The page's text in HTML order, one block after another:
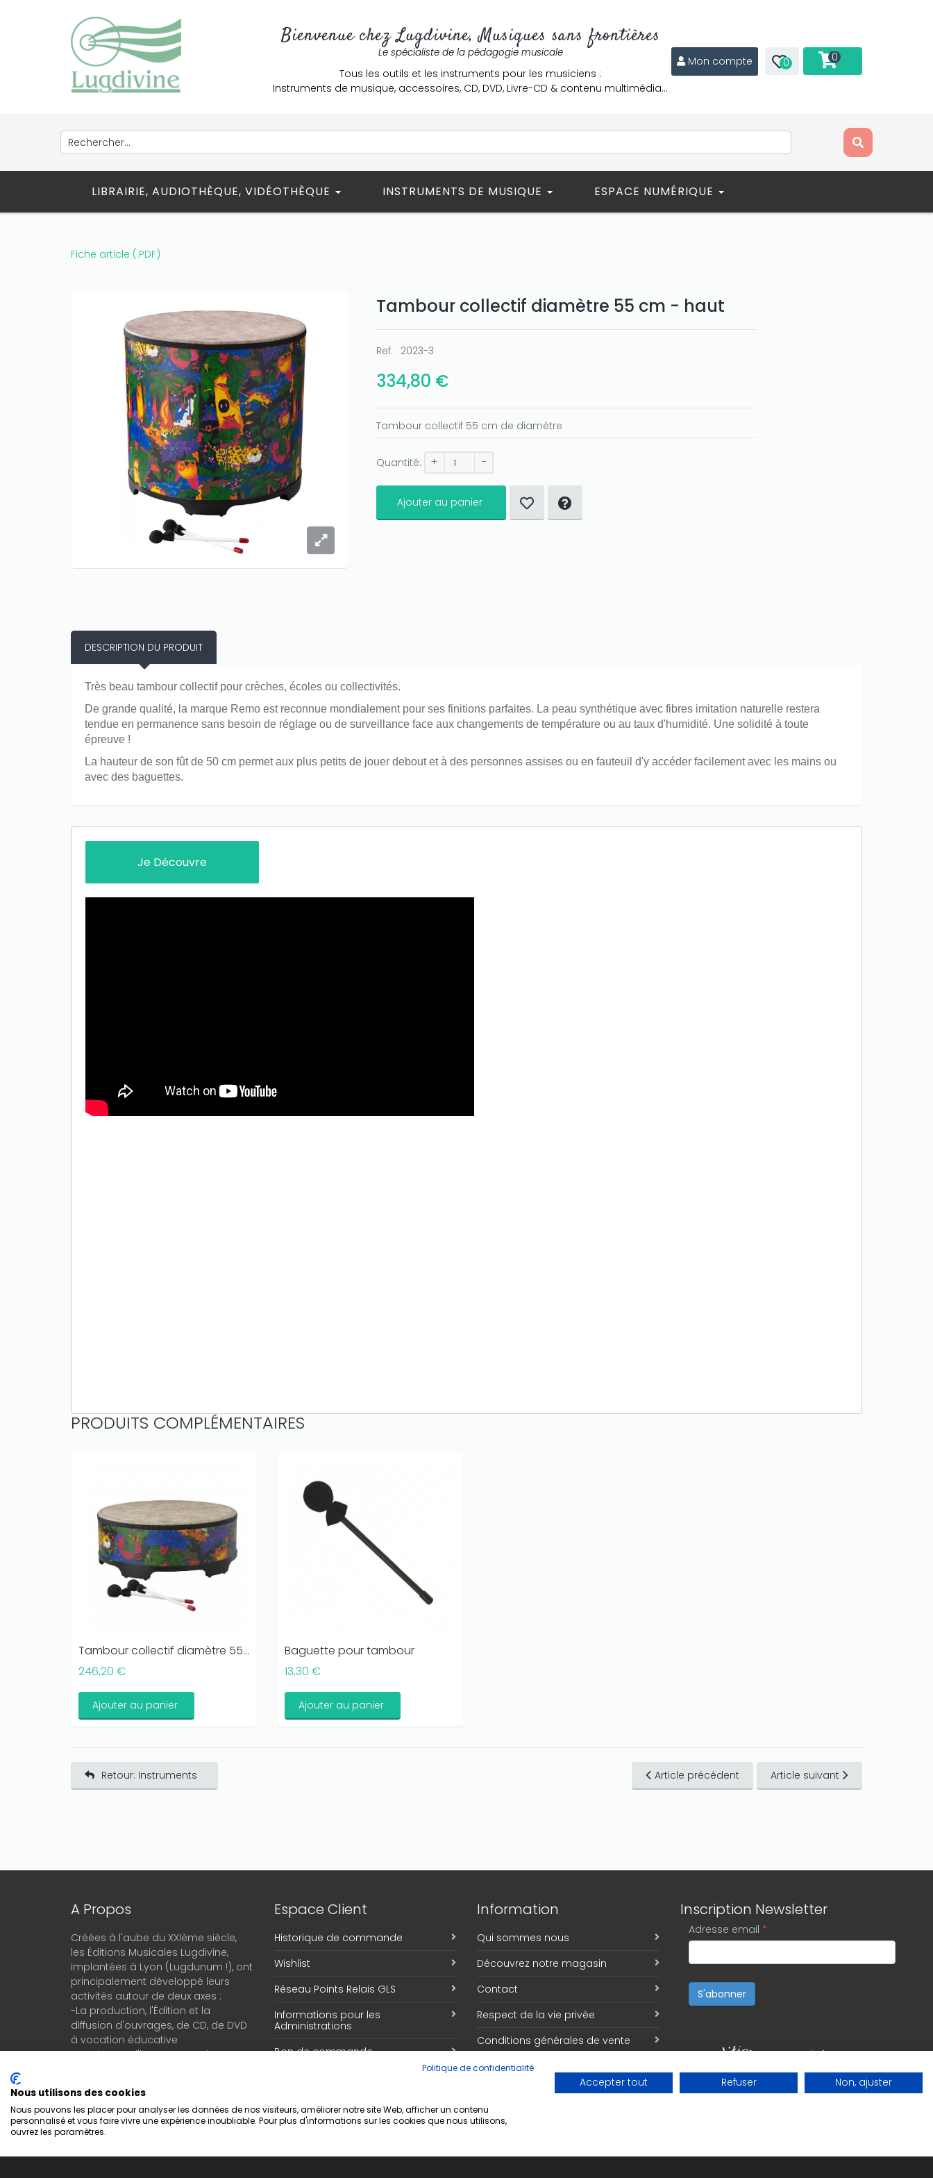
Bienvenue chez Lugdivine, Musiques sans frontières
Le spécialiste de la pédagogie musicale
Tous les outils et les instruments pour les musiciens :
Instruments de musique, accessoires, CD, DVD, Livre-CD & contenu multimédia…
Mon compte 0 0
LIBRAIRIE, AUDIOTHÈQUE, VIDÉOTHÈQUE INSTRUMENTS DE MUSIQUE ESPACE NUMÉRIQUE
Fiche article (.PDF)
Tambour collectif diamètre 55 cm - haut
Ref: 2023-3
334,80 €
Tambour collectif 55 cm de diamètre
Quantité: + -
Ajouter au panier
DESCRIPTION DU PRODUIT
Très beau tambour collectif pour crèches, écoles ou collectivités.
De grande qualité, la marque Remo est reconnue mondialement pour ses finitions parfaites. La peau synthétique avec fibres imitation naturelle restera
tendue en permanence sans besoin de réglage ou de surveillance face aux changements de température ou au taux d'humidité. Une solidité à toute
épreuve !
La hauteur de son fût de 50 cm permet aux plus petits de jouer debout et à des personnes assises ou en fauteuil d'y accéder facilement avec les mains ou
avec des baguettes.
Je Découvre
PRODUITS COMPLÉMENTAIRES
Tambour collectif diamètre 55...
246,20 €
Ajouter au panier
Baguette pour tambour
13,30 €
Ajouter au panier
Retour: Instruments Article précédent Article suivant
A Propos
Créées à l'aube du XXIème siècle,
les Éditions Musicales Lugdivine,
implantées à Lyon (Lugdunum !), ont
principalement développé leurs
activités autour de deux axes :
-La production, l'Édition et la
diffusion d'ouvrages, de CD, de DVD
à vocation éducative
-Le négoce d'instruments de
Espace Client
Historique de commande
Wishlist
Réseau Points Relais GLS
Informations pour les
Administrations
Bon de commande
Information
Qui sommes nous
Découvrez notre magasin
Contact
Respect de la vie privée
Conditions générales de vente
Inscription Newsletter
Adresse email *
S'abonner
Politique de confidentialité
Nous utilisons des cookies
Nous pouvons les placer pour analyser les données de nos visiteurs, améliorer notre site Web, afficher un contenu
personnalisé et vous faire vivre une expérience inoubliable. Pour plus d'informations sur les cookies que nous utilisons,
ouvrez les paramètres.
Accepter tout Refuser Non, ajuster